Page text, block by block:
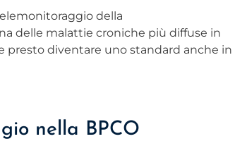
della
delle malattie croniche più diffuse in
presto diventare uno standard anche in
nella BPCO